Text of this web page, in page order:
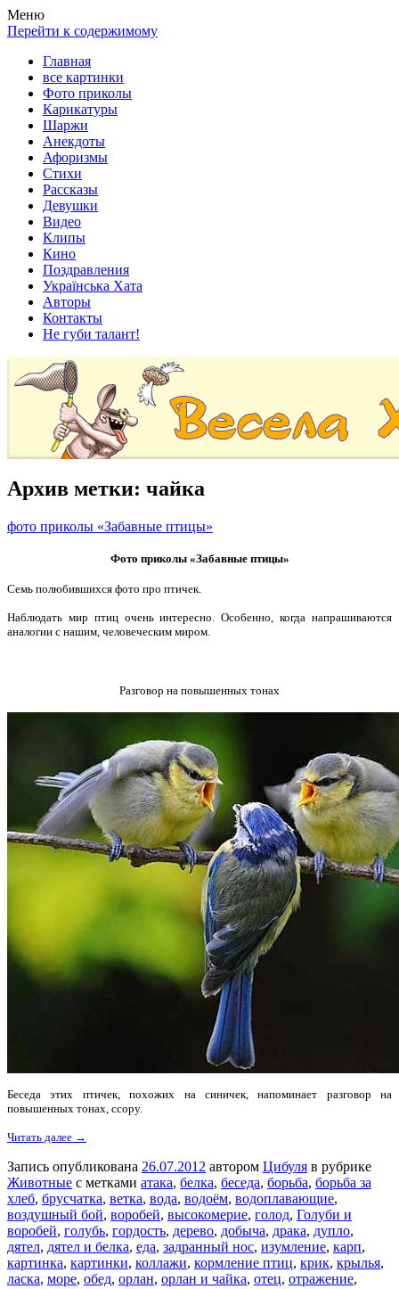
Весела хата — прикольные картинки, смешные истории,
клипы!
Покажем всем ваши фото приколы, карикатуры, шаржи, стихи,
рассказы, видео и песни!
Меню
Перейти к содержимому
Главная
все картинки
Фото приколы
Карикатуры
Шаржи
Анекдоты
Афоризмы
Стихи
Рассказы
Девушки
Видео
Клипы
Кино
Поздравления
Українська Хата
Авторы
Контакты
Не губи талант!
Архив метки: чайка
фото приколы «Забавные птицы»
Фото приколы «Забавные птицы»
Семь полюбившихся фото про птичек.
Наблюдать мир птиц очень интересно. Особенно, когда напрашиваются
аналогии с нашим, человеческим миром.
Разговор на повышенных тонах
Беседа этих птичек, похожих на синичек, напоминает разговор на
повышенных тонах, ссору.
Читать далее →
Запись опубликована 26.07.2012 автором Цибуля в рубрике
Животные с метками атака, белка, беседа, борьба, борьба за
хлеб, брусчатка, ветка, вода, водоём, водоплавающие,
воздушный бой, воробей, высокомерие, голод, Голуби и
воробей, голубь, гордость, дерево, добыча, драка, дупло,
дятел, дятел и белка, еда, задранный нос, изумление, карп,
картинка, картинки, коллажи, кормление птиц, крик, крылья,
ласка, море, обед, орлан, орлан и чайка, отец, отражение,